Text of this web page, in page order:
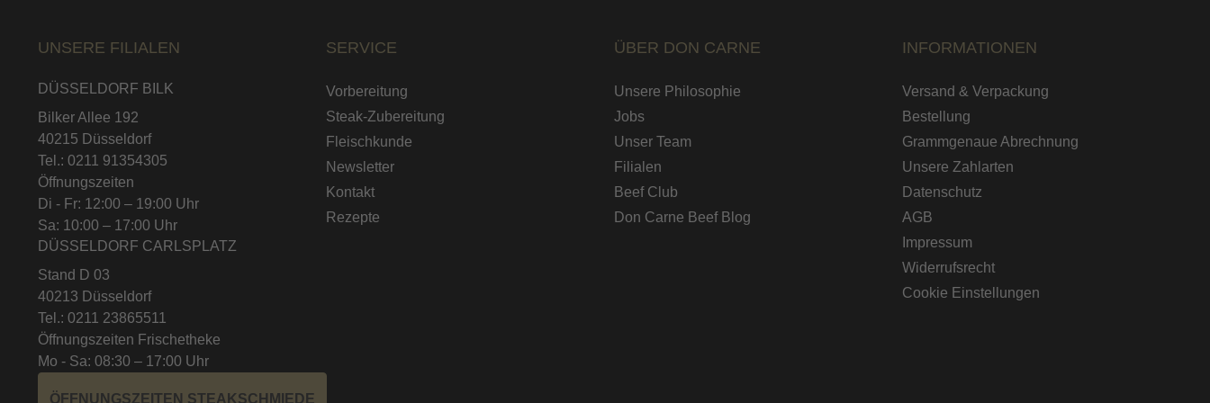
UNSERE FILIALEN
DÜSSELDORF BILK
Bilker Allee 192
40215 Düsseldorf
Tel.: 0211 91354305
Öffnungszeiten
Di - Fr: 12:00 – 19:00 Uhr
Sa: 10:00 – 17:00 Uhr
DÜSSELDORF CARLSPLATZ
Stand D 03
40213 Düsseldorf
Tel.: 0211 23865511
Öffnungszeiten Frischetheke
Mo - Sa: 08:30 – 17:00 Uhr
ÖFFNUNGSZEITEN STEAKSCHMIEDE
SERVICE
Vorbereitung
Steak-Zubereitung
Fleischkunde
Newsletter
Kontakt
Rezepte
ÜBER DON CARNE
Unsere Philosophie
Jobs
Unser Team
Filialen
Beef Club
Don Carne Beef Blog
INFORMATIONEN
Versand & Verpackung
Bestellung
Grammgenaue Abrechnung
Unsere Zahlarten
Datenschutz
AGB
Impressum
Widerrufsrecht
Cookie Einstellungen